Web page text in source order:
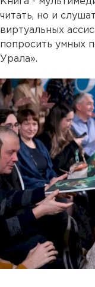
читать, но и
виртуальных
попросить умных
Урала».